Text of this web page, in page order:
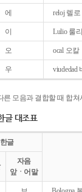
에 reloj 렐로
이 Lulio 룰
오 ocal 오칼
우 viudedad
른 모음과 결합할 때 합
글 대조표
한글
자음
앞ㆍ어말